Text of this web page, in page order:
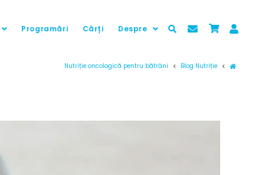
Programări Cărți Despre
Prima
Blog Nutriție
Nutriție oncologică pentru bătrâni